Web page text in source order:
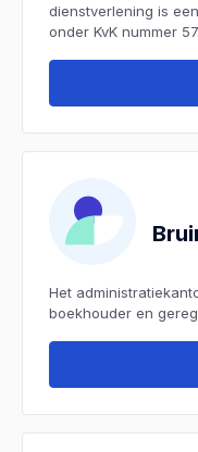
dienstverlening is
onder KvK nummer
Het
boekhouder en